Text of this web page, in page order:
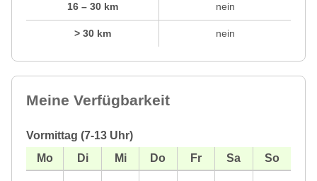
16 – 30 km
> 30 km
nein
nein
Meine Verfügbarkeit
Vormittag (7-13 Uhr)